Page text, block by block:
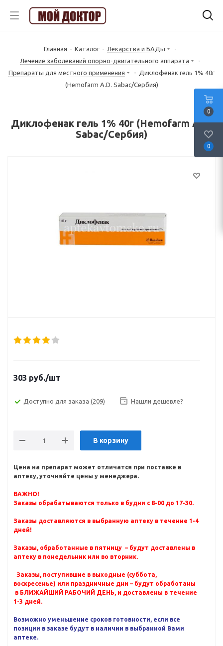
Главная - Каталог - Лекарства и БАДы
-
Лечение заболеваний опорно-двигательного аппарата
-
Препараты для местного применения
- Диклофенак гель 1% 40г
(Hemofarm A.D. Sabac/Сербия)
Диклофенак гель 1% 40г (Hemofarm A.D.
Sabac/Сербия)
303 руб./шт
Доступно для заказа (209) Нашли дешевле?
В корзину
Цена на препарат может отличатся при поставке в
аптеку, уточняйте цены у менеджера.
ВАЖНО!
Заказы обрабатываются только в будни с 8-00 до 17-30.
Заказы доставляются в выбранную аптеку в течение 1-4
дней!
Заказы, обработанные в пятницу – будут доставлены в
аптеку в понедельник или во вторник.
Заказы, поступившие в выходные (суббота,
воскресенье) или праздничные дни – будут обработаны
в БЛИЖАЙШИЙ РАБОЧИЙ ДЕНЬ, и доставлены в течение
1-3 дней.
Возможно уменьшение сроков готовности, если все
позиции в заказе будут в наличии в выбранной Вами
аптеке.
0
0